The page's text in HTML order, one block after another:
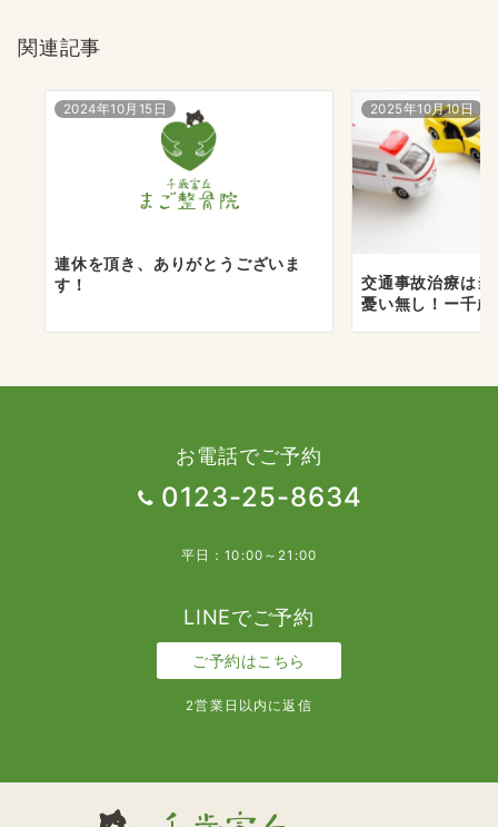
ン
関連記事
2024年10月15日
連休を頂き、ありがとうございま
す！
2025年10月10日
交通事故治療は
憂い無し！ー千
お電話でご予約
0123-25-8634
平日：10:00～21:00
LINEでご予約
ご予約はこちら
2営業日以内に返信